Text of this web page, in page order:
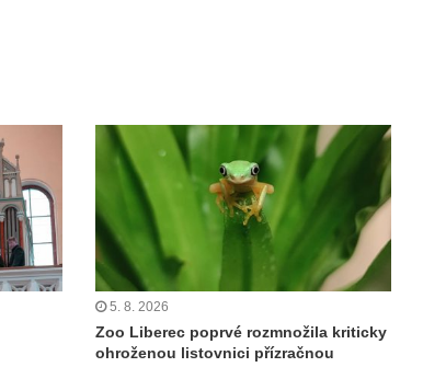
5. 8. 2026
Zoo Liberec poprvé rozmnožila kriticky
ohroženou listovnici přízračnou